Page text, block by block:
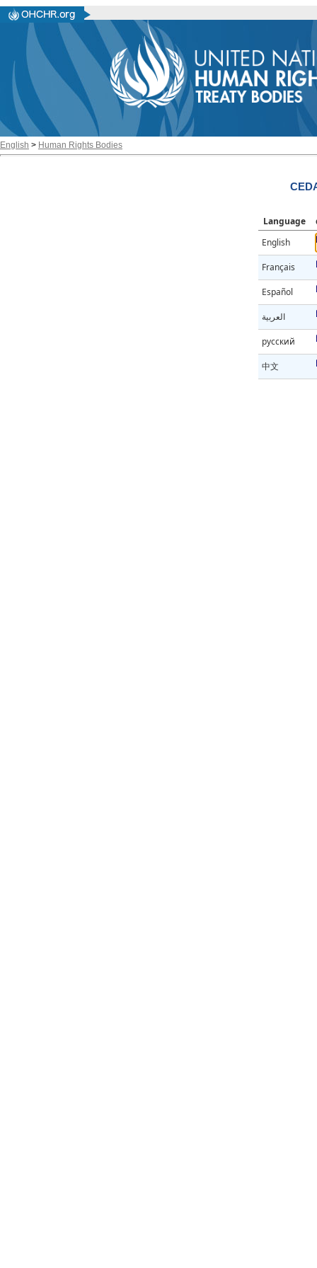
English > Human Rights Bodies
Language
English
Français
Español
العربية
русский
中文